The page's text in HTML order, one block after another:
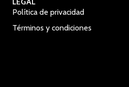
Política de privacidad
Términos y condiciones